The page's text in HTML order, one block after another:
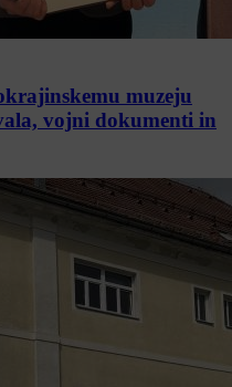
muzeju
vojni dokumenti in